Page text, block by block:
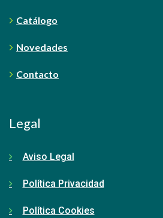
Catálogo
Novedades
Contacto
Legal
Aviso Legal
Política Privacidad
Política Cookies